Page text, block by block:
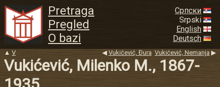
Pretraga
Pregled
O bazi
Српски
Srpski
English
Deutsch
▲ V ◀ Vukićević, Đura Vukićević, Nemanja ▶
Vukićević, Milenko M., 1867-